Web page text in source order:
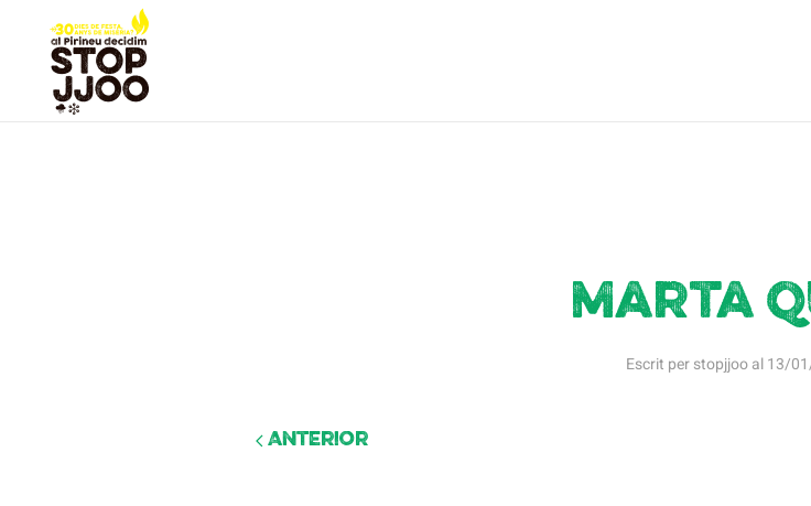
Marta
Escrit perstopjjooal13/
Anterior